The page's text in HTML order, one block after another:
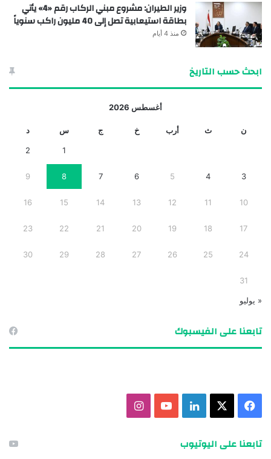
وزير الطيران: مشروع مبني الركاب رقم «4» يأتي
بطاقة استيعابية تصل إلى 40 مليون راكب سنوياً
منذ 4 أيام
ابحث حسب التاريخ
أغسطس 2026
ن ث أرب خ ج س د
1
2
3
4
5
6
7
8
9
10
11
12
13
14
15
16
17
18
19
20
21
22
23
24
25
26
27
28
29
30
31
« يوليو
تابعنا على الفيسبوك
تابعنا على اليوتيوب